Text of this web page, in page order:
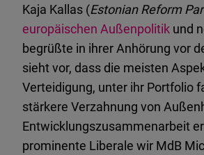
Kaja Kallas (Estonian Reform
europäischen Außenpolitik und
begrüßte in ihrer Anhörung vor
sieht vor, dass die meisten
Verteidigung, unter ihr Portfolio
stärkere Verzahnung von
Entwicklungszusammenarbeit
prominente Liberale wir MdB